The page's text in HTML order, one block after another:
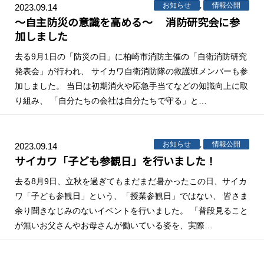
2023.09.14 お知らせ 情報公開
～自主防災の意識を高める～ 消防研究会に参
加しました
去る9月1日の「防災の日」に柏崎市消防主催の「自衛消防研究
発表会」が行われ、 サイカワ自衛消防隊の救護班メンバーも参
加しました。 当日は初期消火や応急手当てなどの知識向上に取
り組み、 「自分たちの会社は自分たちで守る」と…
2023.09.14 お知らせ 情報公開
サイカワ「子ども参観日」を行いました！
去る8月9日、立秋を過ぎてもまだまだ暑かったこの日、サイカ
ワ「子ども参観日」という、「授業参観日」ではない、 皆さま
余り聞きなじみのないイベントを行いました。 「普段見ること
が無いお父さんやお母さんが働いている姿を、実際…